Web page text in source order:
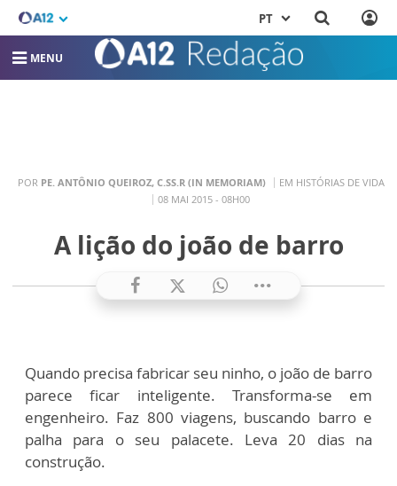
PT
MENU
POR PE. ANTÔNIO QUEIROZ, C.SS.R (IN MEMORIAM)
EM HISTÓRIAS DE VIDA
08 MAI 2015 - 08H00
A lição do joão de barro
Quando precisa fabricar seu ninho, o joão de barro
parece ficar inteligente. Transforma-se em
engenheiro. Faz 800 viagens, buscando barro e
palha para o seu palacete. Leva 20 dias na
construção.